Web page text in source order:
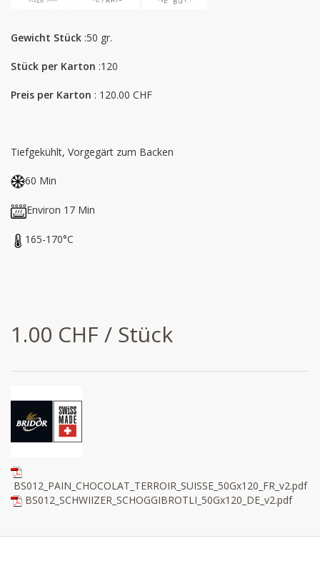
Gewicht Stück :50 gr.
Stück per Karton :120
Preis per Karton : 120.00 CHF
Tiefgekühlt, Vorgegärt zum Backen
60 Min
Environ 17 Min
165-170°C
1.00 CHF / Stück
BS012_PAIN_CHOCOLAT_TERROIR_SUISSE_50Gx120_FR_v2.pdf
BS012_SCHWIIZER_SCHOGGIBROTLI_50Gx120_DE_v2.pdf